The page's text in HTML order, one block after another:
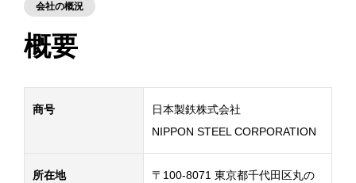
会社の概況
概要
商号
日本製鉄株式会社
NIPPON STEEL CORPORATION
所在地
〒100-8071 東京都千代田区丸の